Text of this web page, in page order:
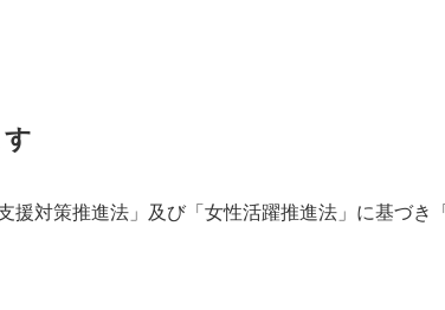
対策推進法」及び「女性活躍推進法」に基づき